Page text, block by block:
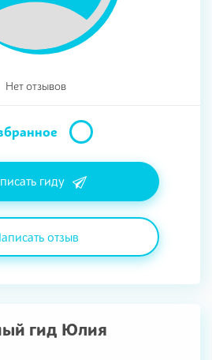
Нет отзывов
гиду
отзыв
гид Юлия